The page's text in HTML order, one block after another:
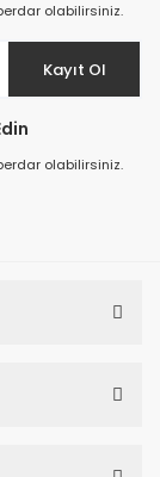
olabilirsiniz.
Kayıt Ol
olabilirsiniz.